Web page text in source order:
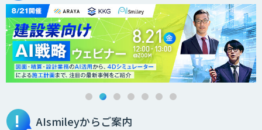
AIsmileyからご案内